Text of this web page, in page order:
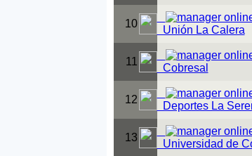
10
Unión La Calera
11
Cobresal
12
Deportes La
13
Universidad de